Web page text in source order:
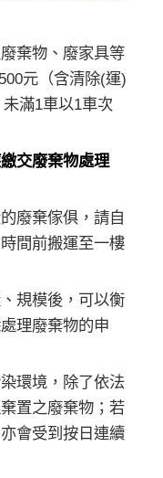
棄物、廢家具等
元（含清除(運)
滿1車以1車次
交廢棄物處理
廢棄傢俱，請自
間前搬運至一樓
規模後，可以衡
理廢棄物的申
環境，除了依法
置之廢棄物；若
會受到按日連續